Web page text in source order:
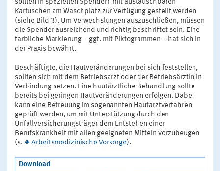
sollten in speziellen Spendern mit austauschbaren
Kartuschen am Waschplatz zur Verfügung gestellt werden
(siehe Bild 3). Um Verwechslungen auszuschließen, müssen
die Spender ausreichend und richtig beschriftet sein. Eine
farbliche Markierung – ggf. mit Piktogrammen – hat sich in
der Praxis bewährt.
Beschäftigte, die Hautveränderungen bei sich feststellen,
sollten sich mit dem Betriebsarzt oder der Betriebsärztin in
Verbindung setzen. Eine hautärztliche Behandlung sollte
bereits bei geringen Hautveränderungen erfolgen. Dabei
kann eine Betreuung im sogenannten Hautarztverfahren
geprüft werden, um mit Unterstützung durch den
Unfallversicherungsträger dem Entstehen einer
Berufskrankheit mit allen geeigneten Mitteln vorzubeugen
(s.
Arbeitsmedizinische Vorsorge).
Download